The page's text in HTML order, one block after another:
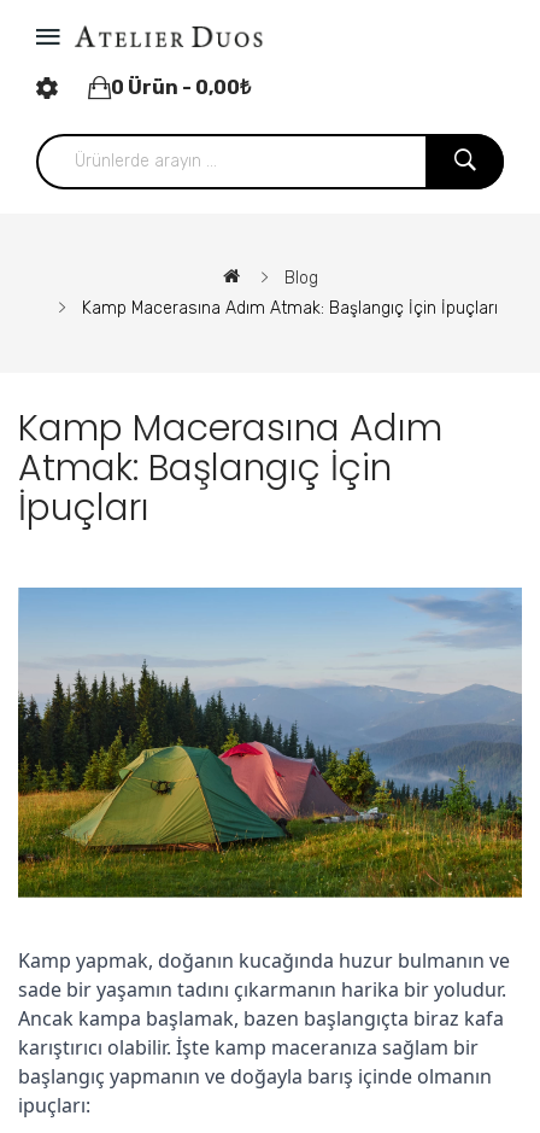
0 Ürün - 0,00₺
Blog
Kamp Macerasına Adım Atmak: Başlangıç İçin İpuçları
Kamp Macerasına Adım
Atmak: Başlangıç İçin
İpuçları
Kamp yapmak, doğanın kucağında huzur bulmanın ve
sade bir yaşamın tadını çıkarmanın harika bir yoludur.
Ancak kampa başlamak, bazen başlangıçta biraz kafa
karıştırıcı olabilir. İşte kamp maceranıza sağlam bir
başlangıç yapmanın ve doğayla barış içinde olmanın
ipuçları: